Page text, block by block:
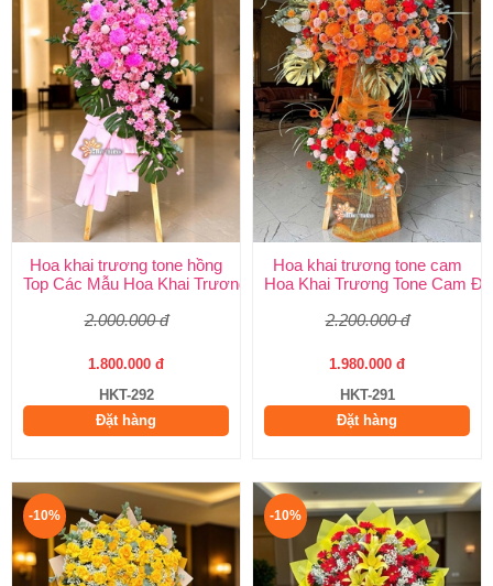
Hoa khai trương tone hồng
Top Các Mẫu Hoa Khai Trương Tone Hồng Đẹp, Sang Trọng,
2.000.000 đ
1.800.000 đ
HKT-292
Đặt hàng
Hoa khai trương tone cam
Hoa Khai Trương Tone Cam
2.200.000 đ
1.980.000 đ
HKT-291
Đặt hàng
-10% -10%